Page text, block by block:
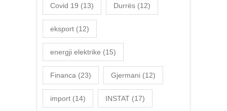
Covid 19 (13) Durrës (12)
eksport (12)
energji elektrike (15)
Financa (23) Gjermani (12)
import (14) INSTAT (17)